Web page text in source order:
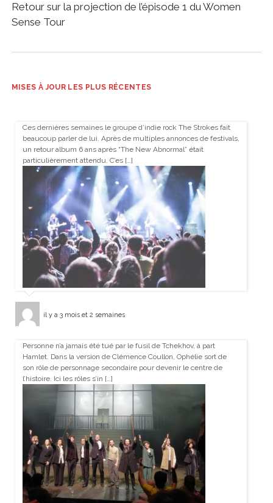
Retour sur la projection de l’épisode 1 du Women
Sense Tour
MISES À JOUR LES PLUS RÉCENTES
Ces dernières semaines le groupe d’indie rock The Strokes fait
beaucoup parler de lui. Après de multiples annonces de festivals,
un retour album 6 ans après “The New Abnormal” était
particulièrement attendu. C’es […]
il y a 3 mois et 2 semaines
Personne n’a jamais été tué par le fusil de Tchekhov, à part
Hamlet. Dans la version de Clémence Coullon, Ophélie sort de
son rôle de personnage secondaire pour devenir le centre de
l’histoire. Ici les rôles s’in […]